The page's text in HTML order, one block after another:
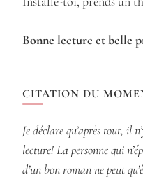
Bonne lecture et belle
CITATION DU
Je déclare qu’après tout, il
lecture! La personne qui
d’un bon roman ne peut